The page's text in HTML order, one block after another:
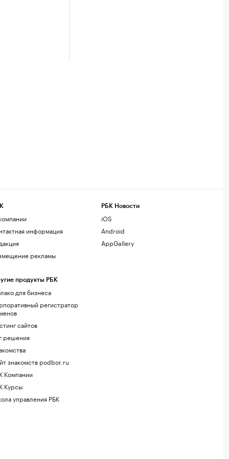
информация
рекламы
продукты РБК
для бизнеса
регистратор
сайтов
знакомств podbor.ru
Компании
Курсы
управления РБК
РБК Новости
iOS
Android
AppGallery